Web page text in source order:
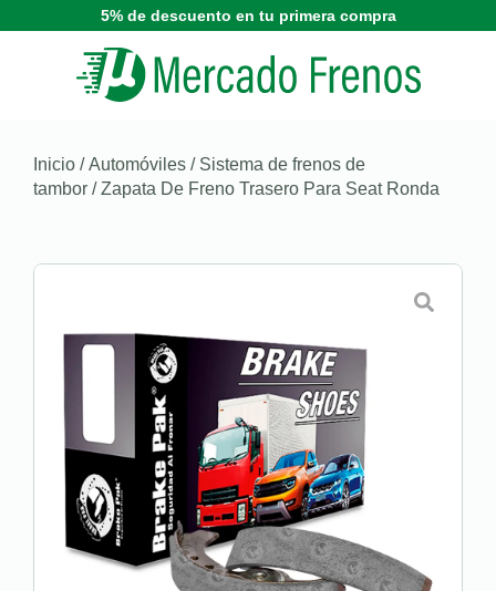
5% de descuento en tu primera compra
Inicio /Automóviles / Sistema de frenos de
tambor / Zapata De Freno Trasero Para Seat Ronda